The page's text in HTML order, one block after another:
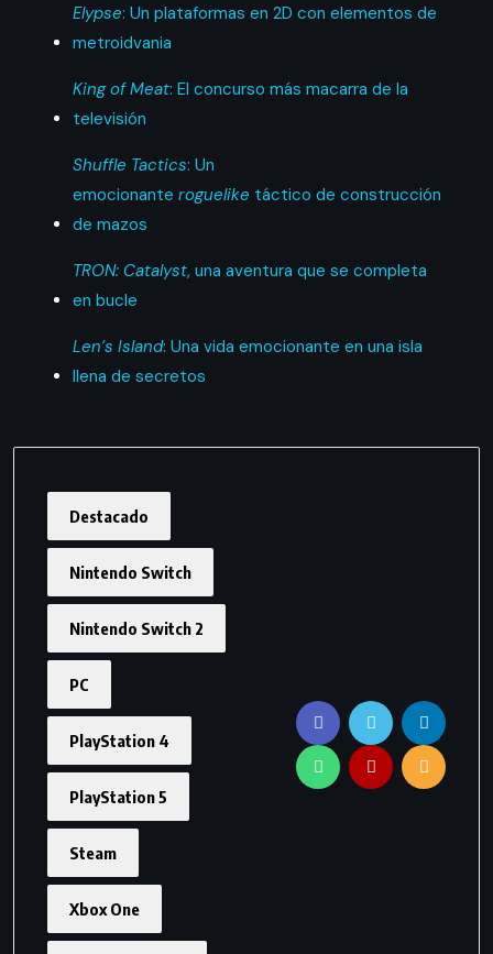
Elypse: Un plataformas en 2D con elementos de
metroidvania
King of Meat: El concurso más macarra de la
televisión
Shuffle Tactics: Un
emocionante roguelike táctico de construcción
de mazos
TRON: Catalyst, una aventura que se completa
en bucle
Len’s Island: Una vida emocionante en una isla
llena de secretos
Destacado
Nintendo Switch
Nintendo Switch 2
PC
PlayStation 4
PlayStation 5
Steam
Xbox One